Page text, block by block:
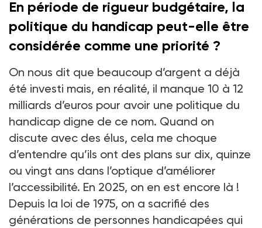
En période de rigueur budgétaire, la
politique du handicap peut-elle être
considérée comme une priorité ?
On nous dit que beaucoup d’argent a déjà
été investi mais, en réalité, il manque 10 à 12
milliards d’euros pour avoir une politique du
handicap digne de ce nom. Quand on
discute avec des élus, cela me choque
d’entendre qu’ils ont des plans sur dix, quinze
ou vingt ans dans l’optique d’améliorer
l’accessibilité. En 2025, on en est encore là !
Depuis la loi de 1975, on a sacrifié des
générations de personnes handicapées qui